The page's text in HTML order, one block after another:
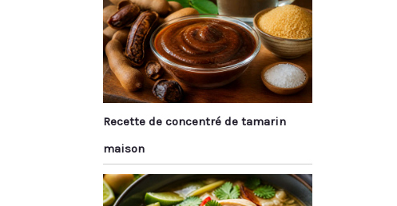
Recette de concentré de tamarin
maison